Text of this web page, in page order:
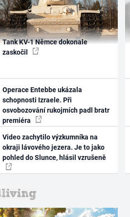
Tank KV-1 Němce dokonale
zaskočil
Operace Entebbe ukázala
schopnosti Izraele. Při
osvobozování rukojmích padl bratr
premiéra
Video zachytilo výzkumníka na
okraji lávového jezera. Je to jako
pohled do Slunce, hlásil vzrušeně